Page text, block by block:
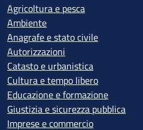
Agricoltura e pesca
Ambiente
Anagrafe e stato civile
Autorizzazioni
Catasto e urbanistica
Cultura e tempo libero
Educazione e formazione
Giustizia e sicurezza pubblica
Imprese e commercio